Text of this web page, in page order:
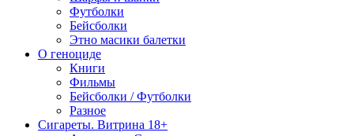
Футболки
Бейсболки
Этно масики балетки
О геноциде
Книги
Фильмы
Бейсболки / Футболки
Разное
Сигареты. Витрина 18+